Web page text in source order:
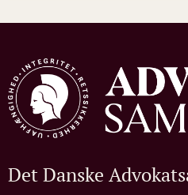
Det Danske